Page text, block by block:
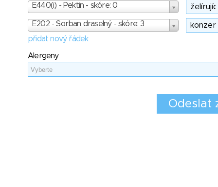
E440(i) - Pektin - skóre: 0
E202 - Sorban draselný - skóre: 3
přidat nový řádek
Alergeny